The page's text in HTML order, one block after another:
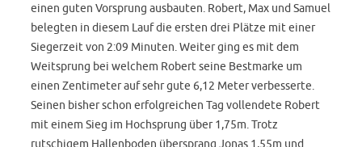
einen guten Vorsprung ausbauten. Robert, Max und Samuel
belegten in diesem Lauf die ersten drei Plätze mit einer
Siegerzeit von 2:09 Minuten. Weiter ging es mit dem
Weitsprung bei welchem Robert seine Bestmarke um
einen Zentimeter auf sehr gute 6,12 Meter verbesserte.
Seinen bisher schon erfolgreichen Tag vollendete Robert
mit einem Sieg im Hochsprung über 1,75m. Trotz
rutschigem Hallenboden übersprang Jonas 1,55m und